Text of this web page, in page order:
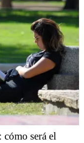
cómo será el